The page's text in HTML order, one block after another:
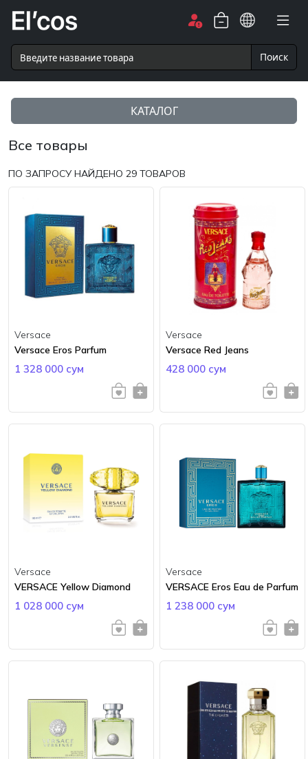
Поиск
КАТАЛОГ
Все товары
ПО ЗАПРОСУ НАЙДЕНО 29 ТОВАРОВ
Versace
Versace Eros Parfum
1 328 000 сум
Versace
Versace Red Jeans
428 000 сум
Versace
VERSACE Yellow Diamond
1 028 000 сум
Versace
VERSACE Eros Eau de Parfum
1 238 000 сум